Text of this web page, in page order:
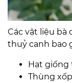
Các vật liệu bà
thuỷ canh bao
Hạt giống
Thùng